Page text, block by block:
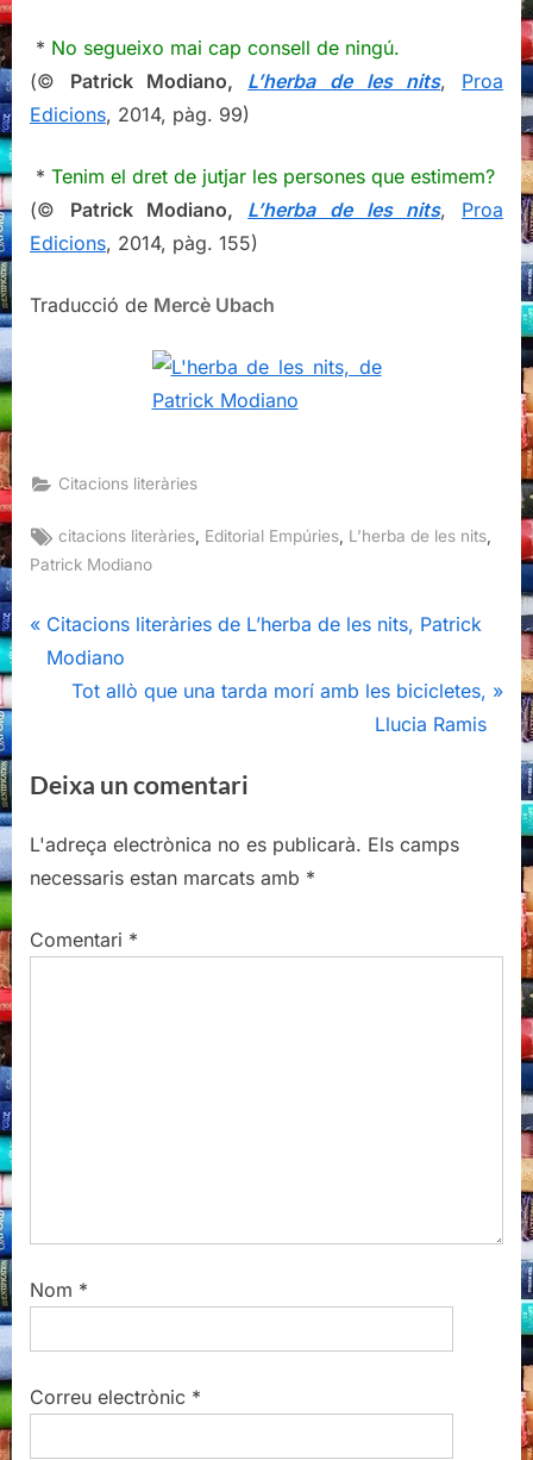
* No segueixo mai cap consell de ningú.
(© Patrick Modiano, L’herba de les nits, Proa
Edicions, 2014, pàg. 99)
* Tenim el dret de jutjar les persones que estimem?
(© Patrick Modiano, L’herba de les nits, Proa
Edicions, 2014, pàg. 155)
Traducció de Mercè Ubach
Citacions literàries
Tags:
citacions literàries Editorial Empúries L’herba de les nits
Patrick Modiano
Navegació
d'entrades
P
r
o
s
P
s
Citacions literàries de L’herba de les nits, Patrick
Modiano
N
t
o
s
:
Tot allò que una tarda morí amb les bicicletes,
Llucia Ramis
Deixa un comentari
L'adreça electrònica no es publicarà. Els camps
necessaris estan marcats amb *
Comentari *
Nom *
Correu electrònic *